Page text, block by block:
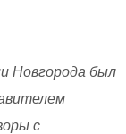
Новгорода был
с